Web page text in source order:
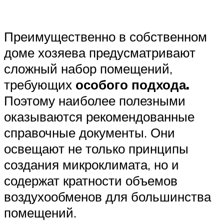
Преимущественно в собственном
доме хозяева предусматривают
сложный набор помещений,
требующих особого подхода.
Поэтому наиболее полезными
оказываются рекомендованные
справочные документы. Они
освещают не только принципы
создания микроклимата, но и
содержат кратности объемов
воздухообменов для большинства
помещений.